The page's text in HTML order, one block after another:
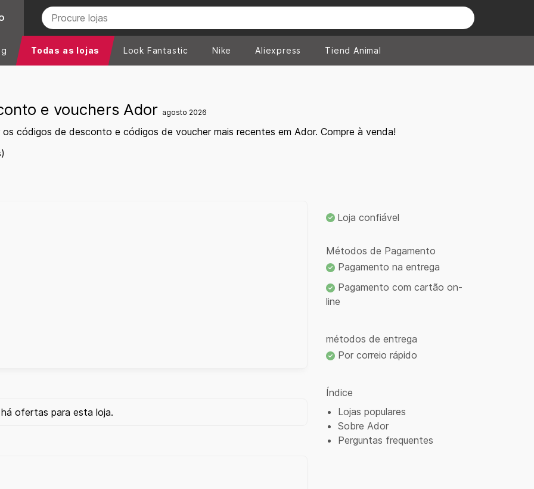
Todas as lojas Look Fantastic Nike Aliexpress Tiend Animal
e vouchers Ador agosto 2026
códigos de desconto e códigos de voucher mais recentes em Ador. Compre à venda!
ofertas para esta loja.
Loja confiável
Métodos de Pagamento
Pagamento na entrega
Pagamento com cartão on-
line
métodos de entrega
Por correio rápido
Índice
Lojas populares
Sobre Ador
Perguntas frequentes